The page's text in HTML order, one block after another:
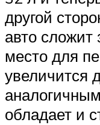
другой
авто сложит
место для
увеличится
обладает и